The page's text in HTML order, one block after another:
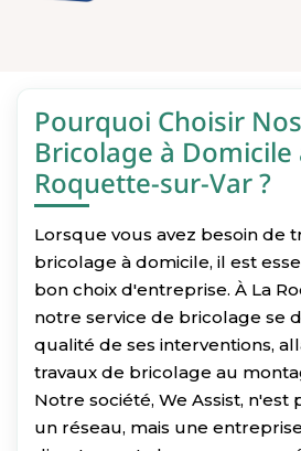
Pourquoi Choisir
Bricolage à Domicile
Roquette-sur-Var ?
Lorsque vous avez besoin de
bricolage à domicile, il est
bon choix d'entreprise. À La
notre service de bricolage se
qualité de ses interventions,
travaux de bricolage au
Notre société, We Assist, n'est
un réseau, mais une